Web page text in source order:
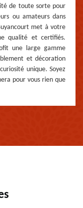
de toute sorte pour
ou amateurs dans
met à votre
qualité et certifiés.
une large gamme
et décoration
unique. Soyez
pour vous rien que